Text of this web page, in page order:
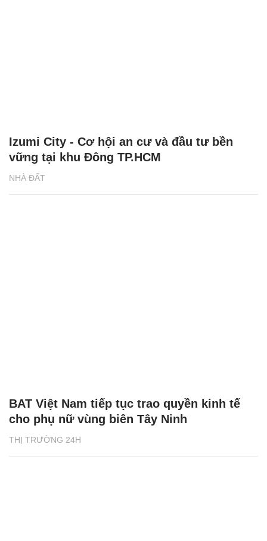
NHÀ ĐẤT
Izumi City - Cơ hội an cư và đầu tư bền
vững tại khu Đông TP.HCM
THỊ TRƯỜNG 24H
BAT Việt Nam tiếp tục trao quyền kinh tế
cho phụ nữ vùng biên Tây Ninh